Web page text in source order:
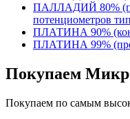
ПАЛЛАДИЙ 80%
потенциометров
ПЛАТИНА 90%
ПЛАТИНА 99%
Покупаем
Покупаем по самым